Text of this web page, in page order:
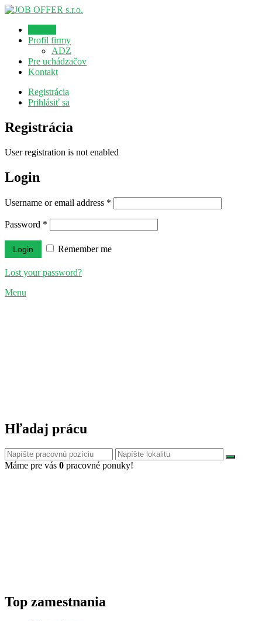
Profil firmy
ADZ
Pre uchádzačov
Kontakt
Registrácia
Prihlásiť sa
Registrácia
User registration is not enabled
Login
Username or email address *
Password *
Remember me
Lost your password?
Menu
Hľadaj prácu
Máme pre vás 0 pracovné ponuky!
Top zamestnania